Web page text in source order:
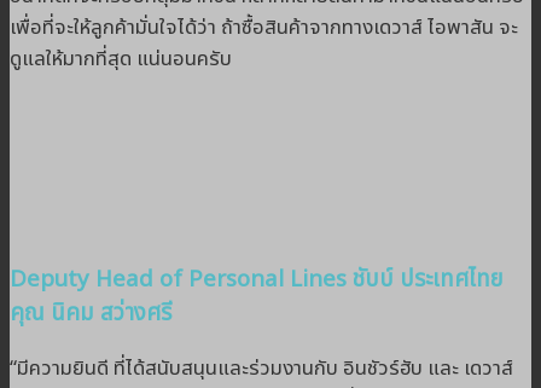
เพื่อที่จะให้ลูกค้ามั่นใจได้ว่า ถ้าซื้อสินค้าจากทางเดวาส์ ไอพาสัน จะ
ดูแลให้มากที่สุด แน่นอนครับ
Deputy Head of Personal Lines ชับบ์ ประเทศไทย
คุณ นิคม สว่างศรี
“มีความยินดี ที่ได้สนับสนุนและร่วมงานกับ อินชัวร์ฮับ และ เดวาส์